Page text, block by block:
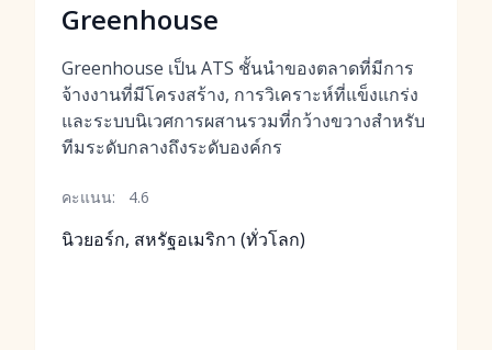
Greenhouse
Greenhouse เป็น ATS ชั้นนำของตลาดที่มีการ
จ้างงานที่มีโครงสร้าง, การวิเคราะห์ที่แข็งแกร่ง
และระบบนิเวศการผสานรวมที่กว้างขวางสำหรับ
ทีมระดับกลางถึงระดับองค์กร
คะแนน: 4.6
นิวยอร์ก, สหรัฐอเมริกา (ทั่วโลก)